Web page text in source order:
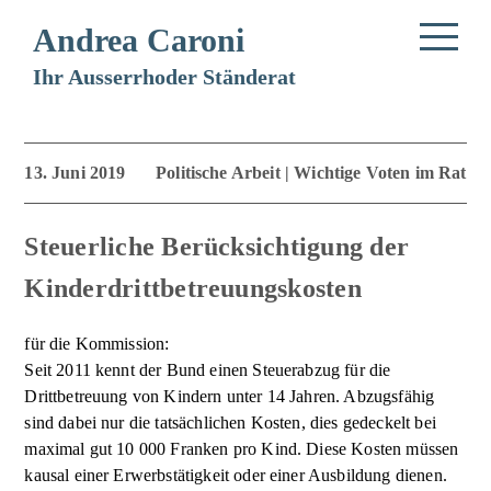
Andrea Caroni
Ihr Ausserrhoder Ständerat
13. Juni 2019 Politische Arbeit | Wichtige Voten im Rat
Steuerliche Berücksichtigung der
Kinderdrittbetreuungskosten
für die Kommission:
Seit 2011 kennt der Bund einen Steuerabzug für die
Drittbetreuung von Kindern unter 14 Jahren. Abzugsfähig
sind dabei nur die tatsächlichen Kosten, dies gedeckelt bei
maximal gut 10 000 Franken pro Kind. Diese Kosten müssen
kausal einer Erwerbstätigkeit oder einer Ausbildung dienen.